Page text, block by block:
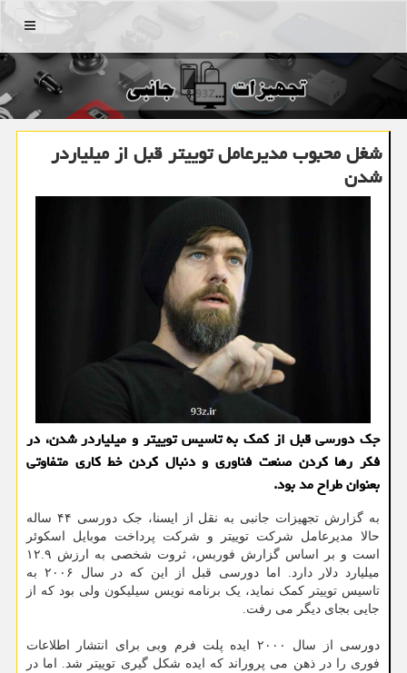
منو
شغل محبوب مدیرعامل توییتر قبل از میلیاردر
شدن
جک دورسی قبل از کمک به تاسیس توییتر و میلیاردر شدن، در
فکر رها کردن صنعت فناوری و دنبال کردن خط کاری متفاوتی
بعنوان طراح مد بود.
به گزارش تجهیزات جانبی به نقل از ایسنا، جک دورسی ۴۴ ساله
حالا مدیرعامل شرکت توییتر و شرکت پرداخت موبایل اسکوئر
است و بر اساس گزارش فوربس، ثروت شخصی به ارزش ۱۲.۹
میلیارد دلار دارد. اما دورسی قبل از این که در سال ۲۰۰۶ به
تاسیس توییتر کمک نماید، یک برنامه نویس سیلیکون ولی بود که از
جایی بجای دیگر می رفت.
دورسی از سال ۲۰۰۰ ایده پلت فرم وبی برای انتشار اطلاعات
فوری را در ذهن می پروراند که ایده شکل گیری توییتر شد. اما در